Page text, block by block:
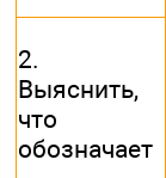
2.
Выяснить,
что
обозначает